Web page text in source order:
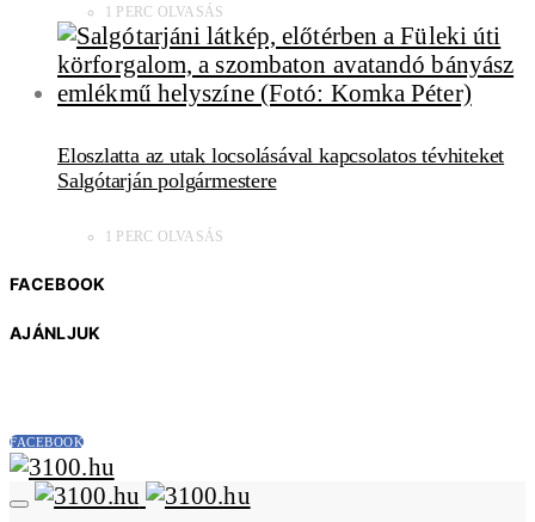
1 PERC OLVASÁS
Eloszlatta az utak locsolásával kapcsolatos tévhiteket
Salgótarján polgármestere
1 PERC OLVASÁS
FACEBOOK
AJÁNLJUK
FACEBOOK